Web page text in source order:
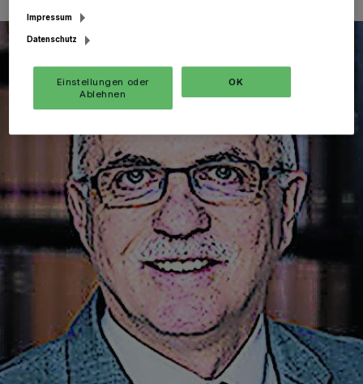
Impressum
Datenschutz
Einstellungen oder
Ablehnen
OK